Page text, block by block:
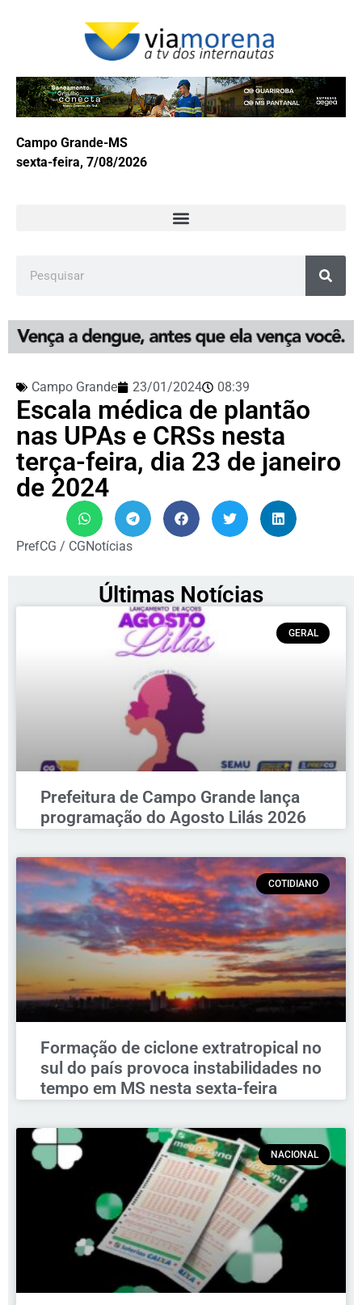
Campo Grande-MS
sexta-feira, 7/08/2026
Campo Grande 23/01/2024 08:39
Escala médica de plantão
nas UPAs e CRSs nesta
terça-feira, dia 23 de janeiro
de 2024
PrefCG / CGNotícias
Últimas Notícias
GERAL
Prefeitura de Campo Grande lança
programação do Agosto Lilás 2026
COTIDIANO
Formação de ciclone extratropical no
sul do país provoca instabilidades no
tempo em MS nesta sexta-feira
NACIONAL